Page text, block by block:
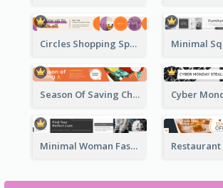
Circles Shopping Special Sale Leaderboard
Season Of Saving Christmas Leaderboard
Minimal Woman Fashion Promotion Leaderboard